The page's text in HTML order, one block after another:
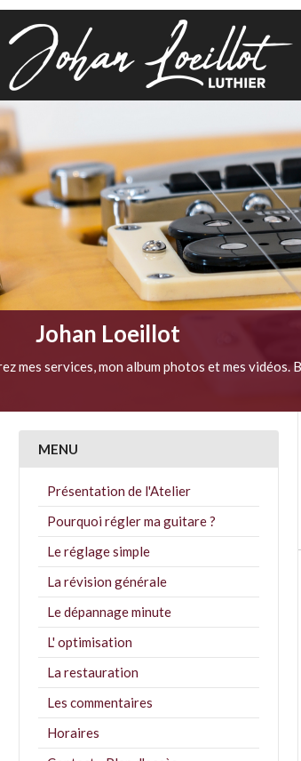
MENU
Présentation de l'Atelier
Pourquoi régler ma guitare ?
Le réglage simple
La révision générale
Le dépannage minute
L' optimisation
La restauration
Les commentaires
Horaires